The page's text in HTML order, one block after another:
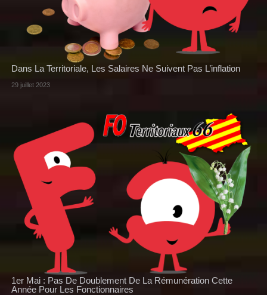
Dans La Territoriale, Les Salaires Ne Suivent Pas L’inflation
29 juillet 2023
1er Mai : Pas De Doublement De La Rémunération Cette
Année Pour Les Fonctionnaires